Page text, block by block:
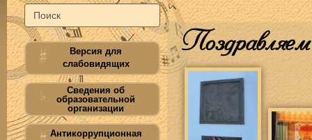
Версия для
слабовидящих
Сведения об
образовательной
организации
Антикоррупционная